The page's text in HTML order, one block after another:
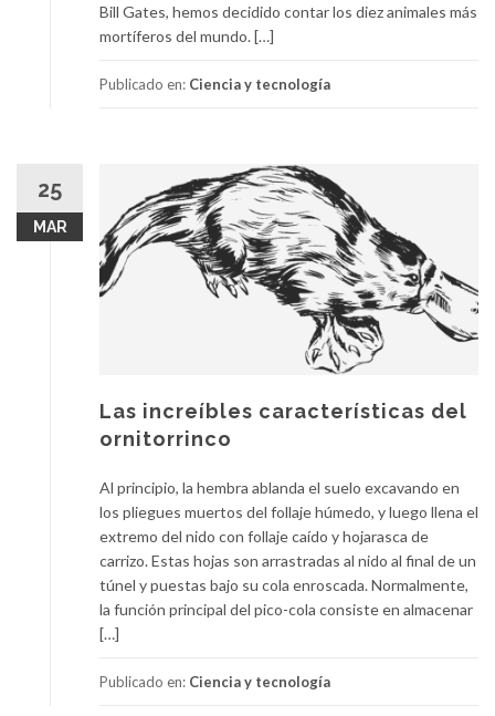
Bill Gates, hemos decidido contar los diez animales más
mortíferos del mundo. […]
Publicado en: Ciencia y tecnología
25
MAR
Las increíbles características del
ornitorrinco
Al principio, la hembra ablanda el suelo excavando en
los pliegues muertos del follaje húmedo, y luego llena el
extremo del nido con follaje caído y hojarasca de
carrizo. Estas hojas son arrastradas al nido al final de un
túnel y puestas bajo su cola enroscada. Normalmente,
la función principal del pico-cola consiste en almacenar
[…]
Publicado en: Ciencia y tecnología